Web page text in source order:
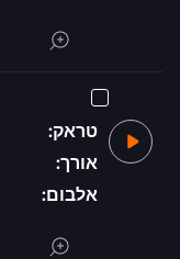
טראק:
אורך:
אלבום: